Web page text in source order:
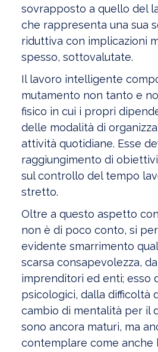
sovrapposto a quello del
che rappresenta una sua
riduttiva con implicazioni
spesso, sottovalutate.
Il lavoro intelligente
mutamento non tanto e
fisico in cui i propri
delle modalità di
attività quotidiane. Esse
raggiungimento di
sul controllo del tempo
stretto.
Oltre a questo aspetto
non è di poco conto, si
evidente smarrimento
scarsa consapevolezza,
imprenditori ed enti; esso
psicologici, dalla difficoltà
cambio di mentalità per il
sono ancora maturi, ma
contemplare come anche